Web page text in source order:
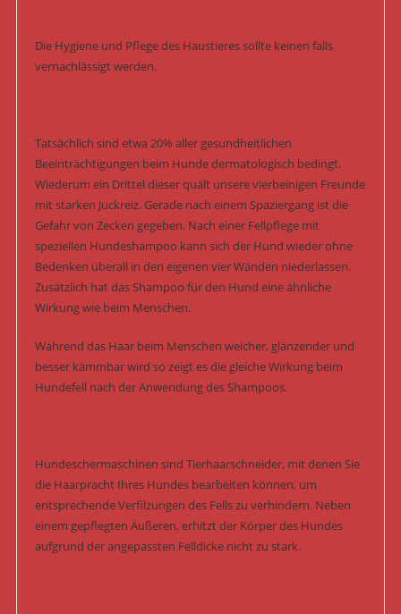
Die Hygiene und Pflege des Haustieres sollte keinen falls
vernachlässigt werden.
Tatsächlich sind etwa 20% aller gesundheitlichen
Beeinträchtigungen beim Hunde dermatologisch bedingt.
Wiederum ein Drittel dieser quält unsere vierbeinigen Freunde
mit starken Juckreiz. Gerade nach einem Spaziergang ist die
Gefahr von Zecken gegeben. Nach einer Fellpflege mit
speziellen Hundeshampoo kann sich der Hund wieder ohne
Bedenken überall in den eigenen vier Wänden niederlassen.
Zusätzlich hat das Shampoo für den Hund eine ähnliche
Wirkung wie beim Menschen.
Während das Haar beim Menschen weicher, glänzender und
besser kämmbar wird so zeigt es die gleiche Wirkung beim
Hundefell nach der Anwendung des Shampoos.
Hundeschermaschinen sind Tierhaarschneider, mit denen Sie
die Haarpracht Ihres Hundes bearbeiten können, um
entsprechende Verfilzungen des Fells zu verhindern. Neben
einem gepflegten Äußeren, erhitzt der Körper des Hundes
aufgrund der angepassten Felldicke nicht zu stark.